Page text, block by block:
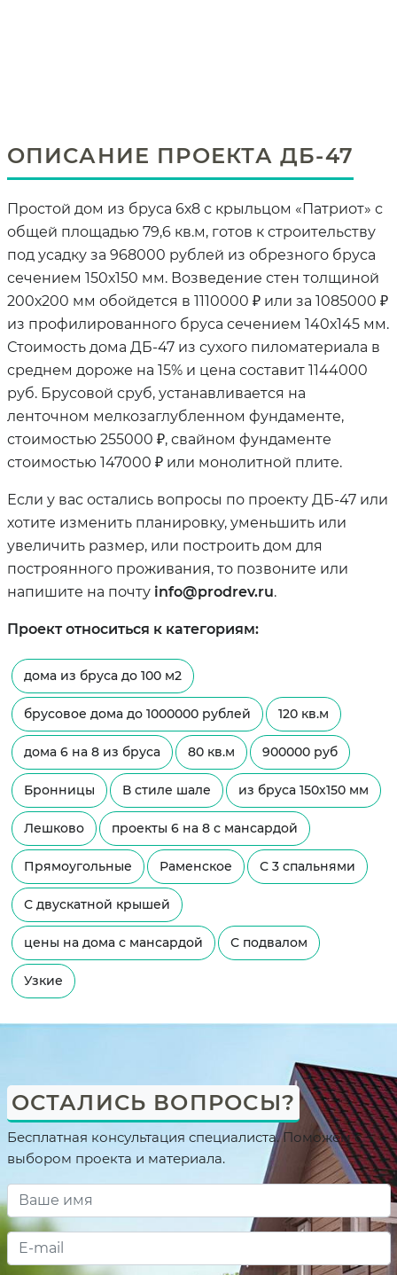
ОПИСАНИЕ ПРОЕКТА ДБ-47
Простой дом из бруса 6х8 с крыльцом «Патриот» с
общей площадью 79,6 кв.м, готов к строительству
под усадку за 968000 рублей из обрезного бруса
сечением 150х150 мм. Возведение стен толщиной
200х200 мм обойдется в 1110000 ₽ или за 1085000 ₽
из профилированного бруса сечением 140х145 мм.
Стоимость дома ДБ-47 из сухого пиломатериала в
среднем дороже на 15% и цена составит 1144000
руб. Брусовой сруб, устанавливается на
ленточном мелкозаглубленном фундаменте,
стоимостью 255000 ₽, свайном фундаменте
стоимостью 147000 ₽ или монолитной плите.
Если у вас остались вопросы по проекту ДБ-47 или
хотите изменить планировку, уменьшить или
увеличить размер, или построить дом для
построянного проживания, то позвоните или
напишите на почту info@prodrev.ru.
Проект относиться к категориям:
дома из бруса до 100 м2
брусовое дома до 1000000 рублей 120 кв.м
дома 6 на 8 из бруса 80 кв.м 900000 руб
Бронницы В стиле шале из бруса 150х150 мм
Лешково проекты 6 на 8 с мансардой
Прямоугольные Раменское С 3 спальнями
С двускатной крышей
цены на дома с мансардой С подвалом
Узкие
ОСТАЛИСЬ ВОПРОСЫ?
Бесплатная консультация специалиста. Поможем с
выбором проекта и материала.